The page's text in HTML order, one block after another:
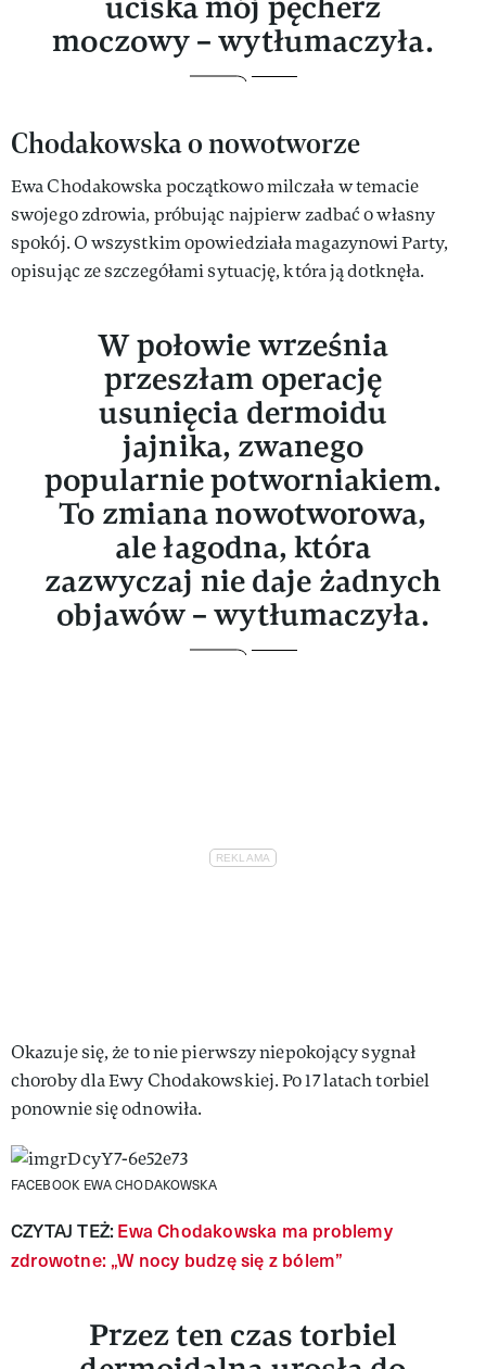
moczowy – wytłumaczyła.
Chodakowska o nowotworze
Ewa Chodakowska początkowo milczała w temacie
swojego zdrowia, próbując najpierw zadbać o własny
spokój. O wszystkim opowiedziała magazynowi Party,
opisując ze szczegółami sytuację, która ją dotknęła.
W połowie września
przeszłam operację
usunięcia dermoidu
jajnika, zwanego
popularnie potworniakiem.
To zmiana nowotworowa,
ale łagodna, która
zazwyczaj nie daje żadnych
objawów – wytłumaczyła.
Okazuje się, że to nie pierwszy niepokojący sygnał
choroby dla Ewy Chodakowskiej. Po 17 latach torbiel
ponownie się odnowiła.
FACEBOOK EWA CHODAKOWSKA
CZYTAJ TEŻ: Ewa Chodakowska ma problemy
zdrowotne: „W nocy budzę się z bólem”
Przez ten czas torbiel